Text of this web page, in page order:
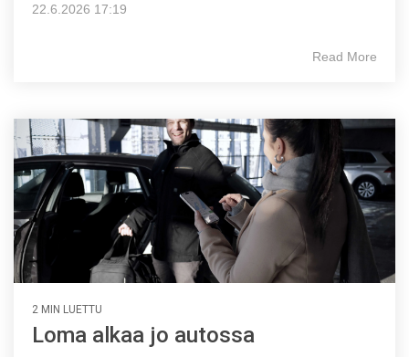
22.6.2026 17:19
Read More
2 MIN LUETTU
Loma alkaa jo autossa